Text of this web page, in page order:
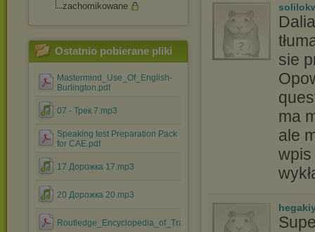
zachomikowane
Ostatnio pobierane pliki
Mastermind_Use_Of_English-
Burlington.pdf
07 - Трек 7.mp3
Speaking test Preparation Pack
for CAE.pdf
17 Дорожка 17.mp3
20 Дорожка 20.mp3
Routledge_Encyclopedia_of_Translation_Studies.pdf
sie
ma
ale
wpis